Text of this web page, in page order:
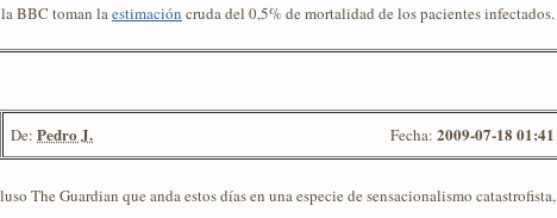
BBC toman laestimación cruda del 0,5% de mortalidad de los pacientes infectados.
De: Pedro J. Fecha: 2009-07-18 01:41
The Guardian que anda estos días en una especie de sensacionalismo catastrofista,